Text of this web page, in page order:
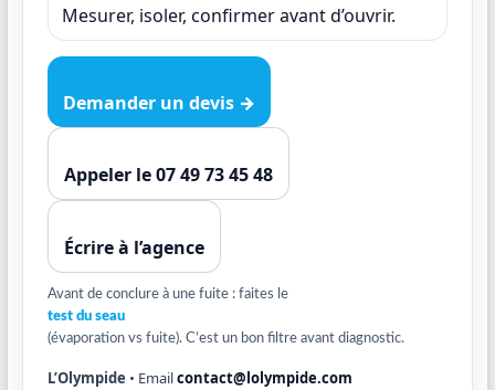
Mesurer, isoler, confirmer avant d’ouvrir.
Demander un devis →
Appeler le 07 49 73 45 48
Écrire à l’agence
Avant de conclure à une fuite : faites le
test du seau
(évaporation vs fuite). C’est un bon filtre avant diagnostic.
L’Olympide • Emailcontact@lolympide.com